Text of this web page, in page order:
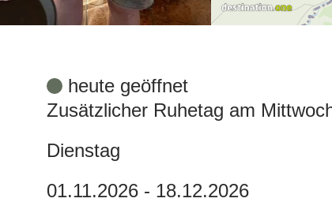
heute geöffnet
Zusätzlicher Ruhetag am
Dienstag
01.11.2026 - 18.12.2026